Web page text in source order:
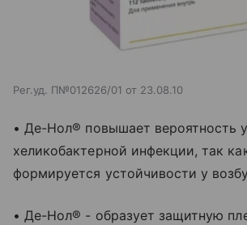
Рег.уд. П№012626/01 от 23.08.10
• Де-Нол® повышает вероятность
хеликобактерной инфекции, так
формируется устойчивости у
• Де-Нол® - образует защитную